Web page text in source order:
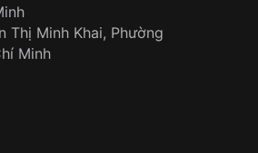
tra và thanh toán trực tiếp
khách hàng trong suốt quá
Thị Minh Khai, Phường
Minh